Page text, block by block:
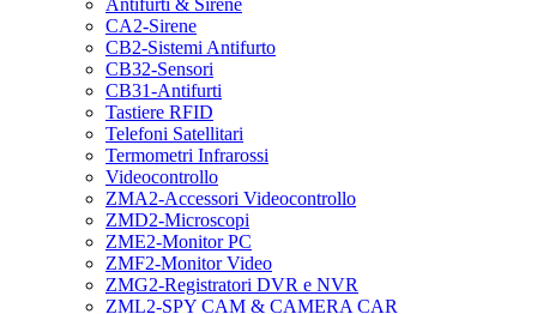
Antifurti & Sirene
CA2-Sirene
CB2-Sistemi Antifurto
CB32-Sensori
CB31-Antifurti
Tastiere RFID
Telefoni Satellitari
Termometri Infrarossi
Videocontrollo
ZMA2-Accessori Videocontrollo
ZMD2-Microscopi
ZME2-Monitor PC
ZMF2-Monitor Video
ZMG2-Registratori DVR e NVR
ZML2-SPY CAM & CAMERA CAR